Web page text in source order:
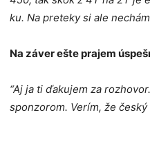
ku. Na preteky si ale
Na záver ešte prajem
“Aj ja ti ďakujem za
sponzorom. Verím, že